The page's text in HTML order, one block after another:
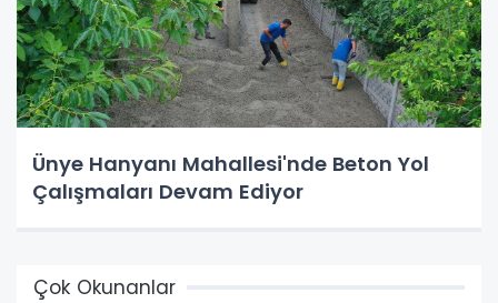
Ünye Hanyanı Mahallesi'nde Beton Yol
Çalışmaları Devam Ediyor
Çok Okunanlar